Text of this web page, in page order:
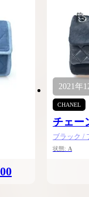
2021年
CHANEL
チェー
ブラック /
状態: A